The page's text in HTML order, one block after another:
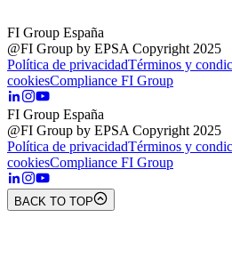
FI Group España
@FI Group by EPSA Copyright 2025
Política de privacidadTérminos y
cookiesCompliance FI Group
FI Group España
@FI Group by EPSA Copyright 2025
Política de privacidadTérminos y
cookiesCompliance FI Group
BACK TO TOP